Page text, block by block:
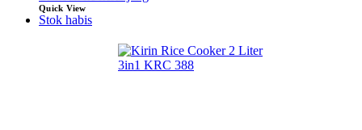
Quick View
Stok habis